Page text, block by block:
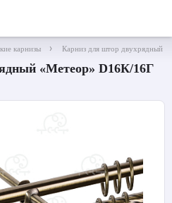
карнизы Карниз для штор двухрядный
«Метеор» D16К/16Г